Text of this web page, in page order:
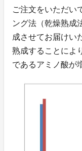
ご注文をいただい
ング法（乾燥熟成
成させてお届けい
熟成することによ
であるアミノ酸が